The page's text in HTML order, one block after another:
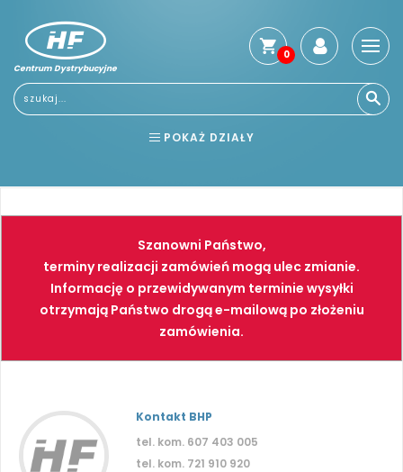
Centrum Dystrybucyjne
0
POKAŻ DZIAŁY
NARZĘDZIA SPAWALNICTWO
FARBY PNEUMATYKA
Szanowni Państwo,
terminy realizacji zamówień mogą ulec zmianie.
Informację o przewidywanym terminie wysyłki
otrzymają Państwo drogą e-mailową po złożeniu
zamówienia.
Kontakt BHP
tel. kom. 607 403 005
tel. kom. 721 910 920